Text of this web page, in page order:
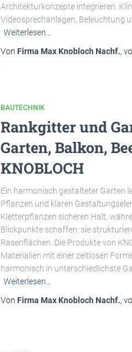
Architekturkonzepte integrieren.
Videosprechanlagen, Beleuchtung
Weiterlesen…
Von Firma Max Knobloch Nachf.,
BAUTECHNIK
Rankgitter und
Garten, Balkon,
KNOBLOCH
Ein harmonisch gestalteter Garten
Pflanzen und klaren
Kletterpflanzen sicheren Halt,
Blickpunkte schaffen: sie
Rasenflächen. Die Produkte von
Materialien mit einer zeitlosen
harmonisch in unterschiedlichste
Weiterlesen…
Von Firma Max Knobloch Nachf.,